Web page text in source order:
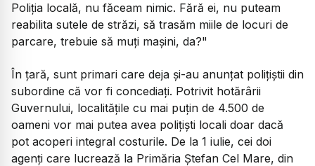
Poliția locală, nu făceam nimic. Fără ei, nu puteam
reabilita sutele de străzi, să trasăm miile de locuri de
parcare, trebuie să muți mașini, da?"
În țară, sunt primari care deja și-au anunțat polițiștii din
subordine că vor fi concediați. Potrivit hotărârii
Guvernului, localitățile cu mai puțin de 4.500 de
oameni vor mai putea avea polițiști locali doar dacă
pot acoperi integral costurile. De la 1 iulie, cei doi
agenți care lucrează la Primăria Ștefan Cel Mare, din